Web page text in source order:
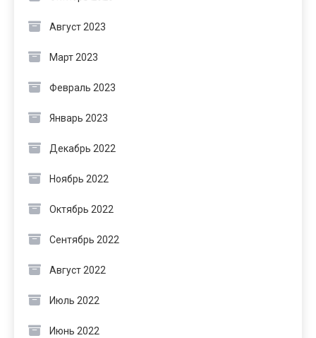
Август 2023
Март 2023
Февраль 2023
Январь 2023
Декабрь 2022
Ноябрь 2022
Октябрь 2022
Сентябрь 2022
Август 2022
Июль 2022
Июнь 2022